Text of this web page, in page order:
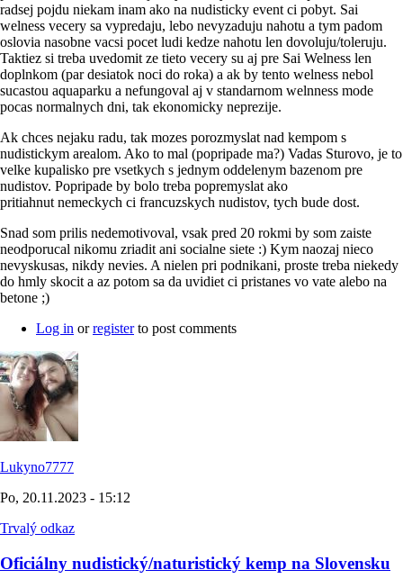
radsej pojdu niekam inam ako na nudisticky event ci pobyt. Sai
welness vecery sa vypredaju, lebo nevyzaduju nahotu a tym padom
oslovia nasobne vacsi pocet ludi kedze nahotu len dovoluju/toleruju.
Taktiez si treba uvedomit ze tieto vecery su aj pre Sai Welness len
doplnkom (par desiatok noci do roka) a ak by tento welness nebol
sucastou aquaparku a nefungoval aj v standarnom welnness mode
pocas normalnych dni, tak ekonomicky neprezije.
Ak chces nejaku radu, tak mozes porozmyslat nad kempom s
nudistickym arealom. Ako to mal (popripade ma?) Vadas Sturovo, je to
velke kupalisko pre vsetkych s jednym oddelenym bazenom pre
nudistov. Popripade by bolo treba popremyslat ako
pritiahnut nemeckych ci francuzskych nudistov, tych bude dost.
Snad som prilis nedemotivoval, vsak pred 20 rokmi by som zaiste
neodporucal nikomu zriadit ani socialne siete :) Kym naozaj nieco
nevyskusas, nikdy nevies. A nielen pri podnikani, proste treba niekedy
do hmly skocit a az potom sa da uvidiet ci pristanes vo vate alebo na
betone ;)
Log in orregisterto post comments
Lukyno7777
Po, 20.11.2023 - 15:12
Trvalý odkaz
Oficiálny nudistický/naturistický kemp na Slovensku